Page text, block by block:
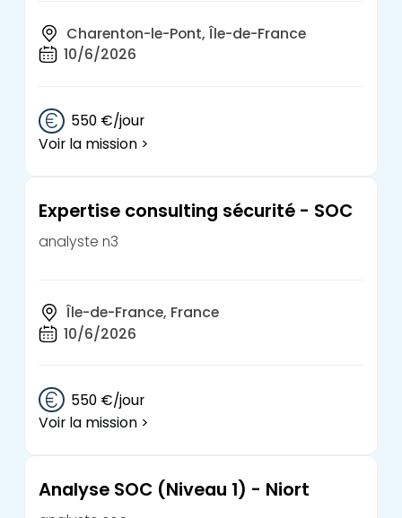
Charenton-le-Pont, Île-de-France
10/6/2026
550 €/jour
Voir la mission >
Expertise consulting sécurité - SOC
analyste n3
Île-de-France, France
10/6/2026
550 €/jour
Voir la mission >
Analyse SOC (Niveau 1) - Niort